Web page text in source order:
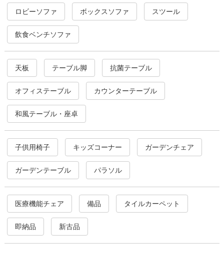
ロビーソファ ボックスソファ スツール
飲食ベンチソファ
天板 テーブル脚 抗菌テーブル
オフィステーブル カウンターテーブル
和風テーブル・座卓
子供用椅子 キッズコーナー ガーデンチェア
ガーデンテーブル パラソル
医療機能チェア 備品 タイルカーペット
即納品 新古品